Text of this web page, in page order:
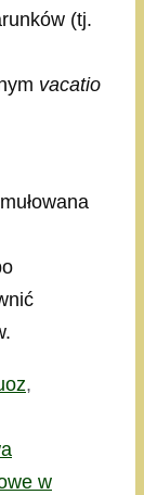
(tj.
vacatio
,
w